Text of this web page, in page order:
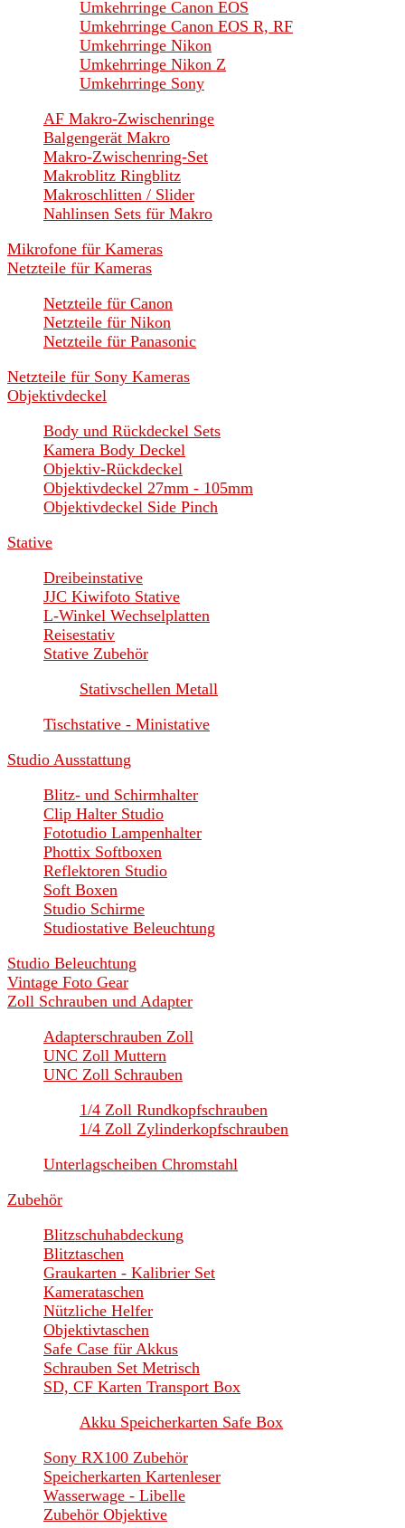
Umkehrringe Canon EOS
Umkehrringe Canon EOS R, RF
Umkehrringe Nikon
Umkehrringe Nikon Z
Umkehrringe Sony
AF Makro-Zwischenringe
Balgengerät Makro
Makro-Zwischenring-Set
Makroblitz Ringblitz
Makroschlitten / Slider
Nahlinsen Sets für Makro
Mikrofone für Kameras
Netzteile für Kameras
Netzteile für Canon
Netzteile für Nikon
Netzteile für Panasonic
Netzteile für Sony Kameras
Objektivdeckel
Body und Rückdeckel Sets
Kamera Body Deckel
Objektiv-Rückdeckel
Objektivdeckel 27mm - 105mm
Objektivdeckel Side Pinch
Stative
Dreibeinstative
JJC Kiwifoto Stative
L-Winkel Wechselplatten
Reisestativ
Stative Zubehör
Stativschellen Metall
Tischstative - Ministative
Studio Ausstattung
Blitz- und Schirmhalter
Clip Halter Studio
Fototudio Lampenhalter
Phottix Softboxen
Reflektoren Studio
Soft Boxen
Studio Schirme
Studiostative Beleuchtung
Studio Beleuchtung
Vintage Foto Gear
Zoll Schrauben und Adapter
Adapterschrauben Zoll
UNC Zoll Muttern
UNC Zoll Schrauben
1/4 Zoll Rundkopfschrauben
1/4 Zoll Zylinderkopfschrauben
Unterlagscheiben Chromstahl
Zubehör
Blitzschuhabdeckung
Blitztaschen
Graukarten - Kalibrier Set
Kamerataschen
Nützliche Helfer
Objektivtaschen
Safe Case für Akkus
Schrauben Set Metrisch
SD, CF Karten Transport Box
Akku Speicherkarten Safe Box
Sony RX100 Zubehör
Speicherkarten Kartenleser
Wasserwage - Libelle
Zubehör Objektive